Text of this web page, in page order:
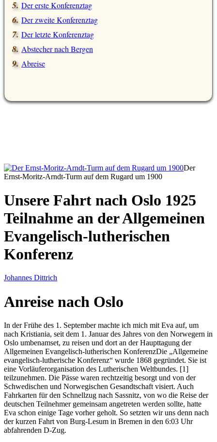
Der erste Konferenztag
Der zweite Konferenztag
Der letzte Konferenztag
Abstecher nach Bergen
Abreise
Der
Ernst-Moritz-Arndt-Turm auf dem Rugard um 1900
Unsere Fahrt nach Oslo 1925
Teilnahme an der Allgemeinen
Evangelisch-lutherischen
Konferenz
Johannes Dittrich
Anreise nach Oslo
In der Frühe des 1. September machte ich mich mit Eva auf, um
nach Kristiania, seit dem 1. Januar des Jahres von den Norwegern in
Oslo umbenamset, zu reisen und dort an der Haupttagung der
Allgemeinen Evangelisch-lutherischen KonferenzDie
Allgemeine
evangelisch-lutherische Konferenz
wurde 1868 gegründet. Sie ist
eine Vorläuferorganisation des Lutherischen Weltbundes. [1]
teilzunehmen. Die Pässe waren rechtzeitig besorgt und von der
Schwedischen und Norwegischen Gesandtschaft visiert. Auch
Fahrkarten für den Schnellzug nach Sassnitz, von wo die Reise der
deutschen Teilnehmer gemeinsam angetreten werden sollte, hatte
Eva schon einige Tage vorher geholt. So setzten wir uns denn nach
der kurzen Fahrt von Burg-Lesum in Bremen in den 6:03 Uhr
abfahrenden D-Zug.